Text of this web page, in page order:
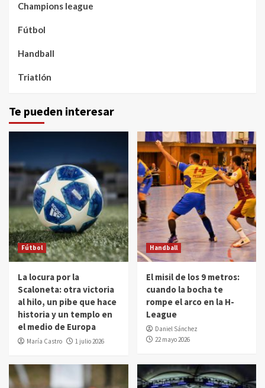
Champions league
Fútbol
Handball
Triatlón
Te pueden interesar
Fútbol
La locura por la
Scaloneta: otra victoria
al hilo, un pibe que hace
historia y un templo en
el medio de Europa
María Castro 1 julio 2026
Handball
El misil de los 9 metros:
cuando la bocha te
rompe el arco en la H-
League
Daniel Sánchez
22 mayo 2026